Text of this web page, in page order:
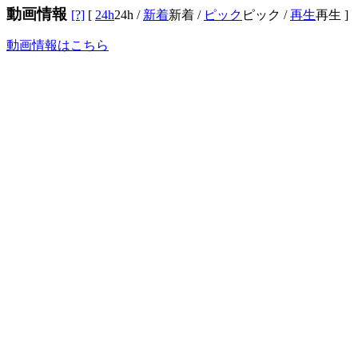
動画情報 [?] [ 24h24h / 新着新着 / ピック ピック /再生再生 ]
動画情報はこちら